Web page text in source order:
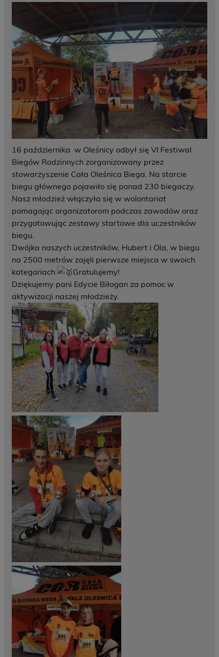
16 października w Oleśnicy odbył się VI Festiwal
Biegów Rodzinnych zorganizowany przez
stowarzyszenie Cała Oleśnica Biega. Na starcie
biegu głównego pojawiło się ponad 230 biegaczy.
Nasz młodzież włączyła się w wolontariat
pomagając organizatorom podczas zawodów oraz
przygotowując zestawy startowe dla uczestników
biegu.
Dwójka naszych uczestników, Hubert i Ola, w biegu
na 2500 metrów zajęli pierwsze miejsca w swoich
kategoriach
Gratulujemy!
Dziękujemy pani Edycie Biłogan za pomoc w
aktywizacji naszej młodzieży.